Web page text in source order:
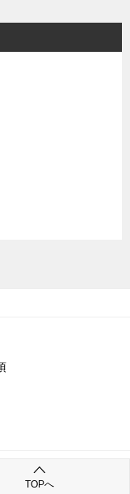
帰り温泉施設まとめ
TOPへ